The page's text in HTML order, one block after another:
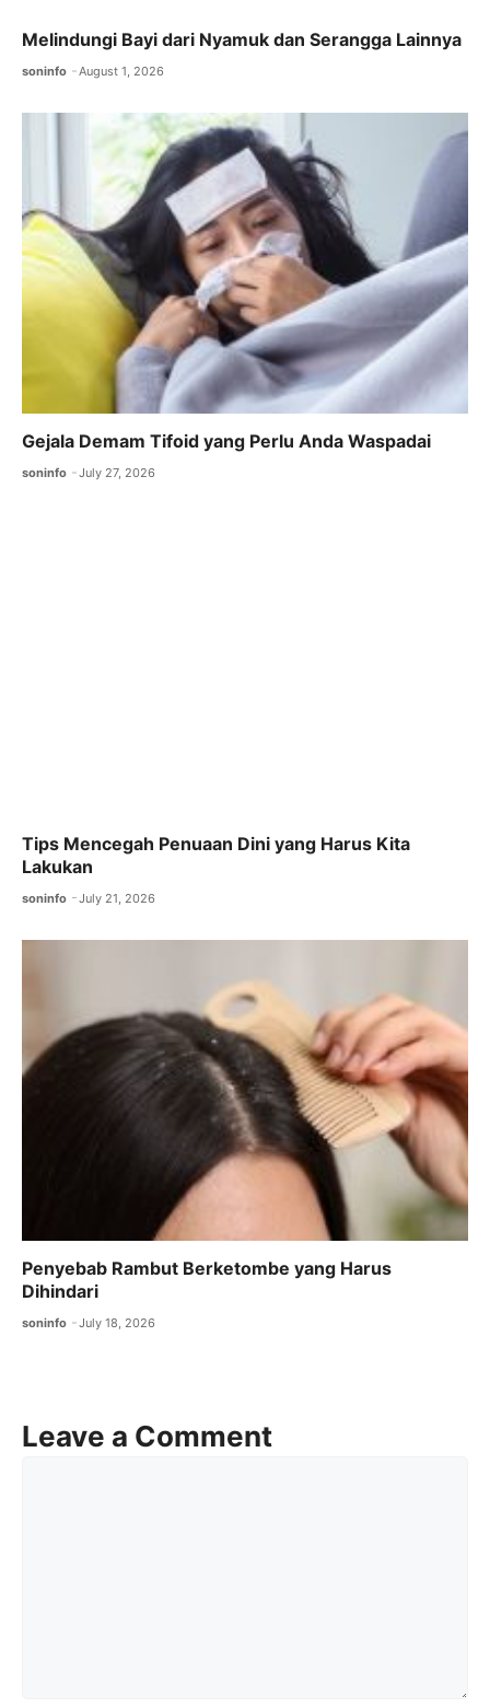
Melindungi Bayi dari Nyamuk dan Serangga Lainnya
soninfo August 1, 2026
Gejala Demam Tifoid yang Perlu Anda Waspadai
soninfo July 27, 2026
Tips Mencegah Penuaan Dini yang Harus Kita
Lakukan
soninfo July 21, 2026
Penyebab Rambut Berketombe yang Harus
Dihindari
soninfo July 18, 2026
Leave a Comment